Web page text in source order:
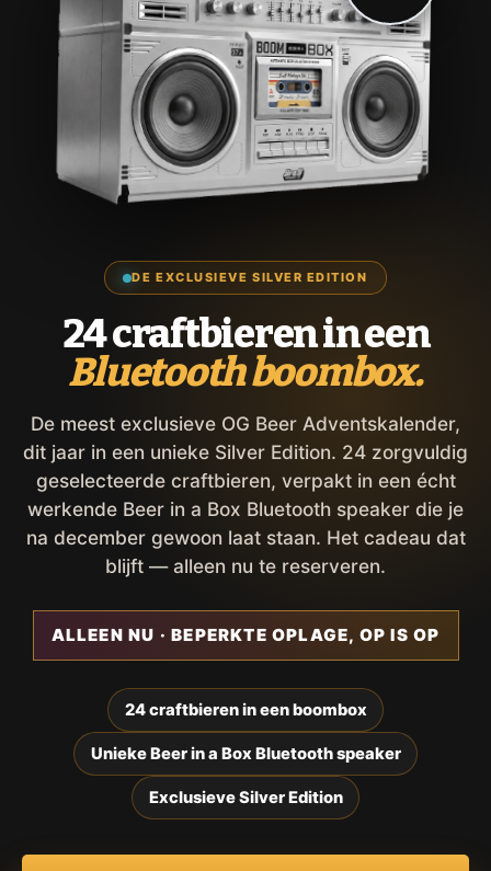
DE EXCLUSIEVE SILVER EDITION
24 craftbieren in een
Bluetooth boombox.
De meest exclusieve OG Beer Adventskalender,
dit jaar in een unieke Silver Edition. 24 zorgvuldig
geselecteerde craftbieren, verpakt in een écht
werkende Beer in a Box Bluetooth speaker die je
na december gewoon laat staan. Het cadeau dat
blijft — alleen nu te reserveren.
ALLEEN NU · BEPERKTE OPLAGE, OP IS OP
24 craftbieren in een boombox
Unieke Beer in a Box Bluetooth speaker
Exclusieve Silver Edition